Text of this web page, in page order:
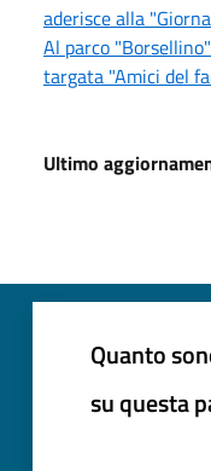
aderisce alla
Al parco
targata "Amici del
Ultimo
Quanto
su questa